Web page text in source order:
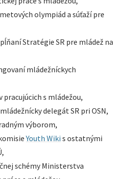
olympiád a súťaží pre
Stratégie SR pre mládež na
mládežníckych
s mládežou,
delegát SR pri OSN,
výborom,
Youth Wiki s ostatnými
schémy Ministerstva